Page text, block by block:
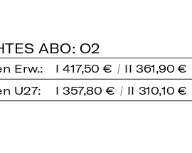
ABO: O2
Erw.: I 417,50 € II 361,90 €
U27: I 357,80 € II 310,10 €